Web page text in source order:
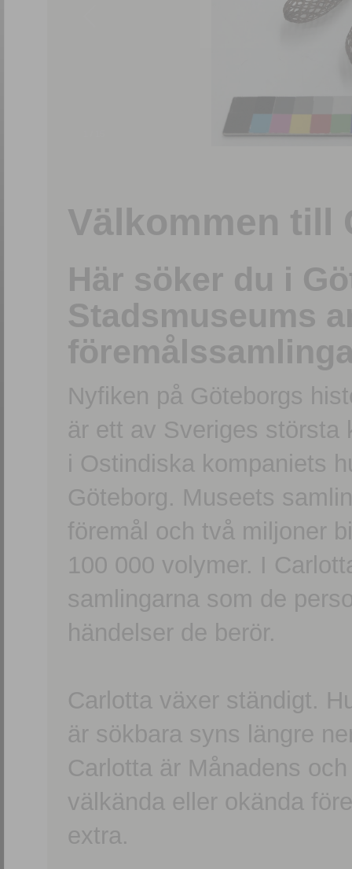
Välkommen till
Här söker du i
Stadsmuseums
Nyfiken på Göteborgs
är ett av Sveriges största
i Ostindiska kompaniets
Göteborg. Museets
föremål och två miljoner
100 000 volymer. I
samlingarna som de
händelser de berör.
Carlotta växer ständigt.
är sökbara syns längre
Carlotta är Månadens
välkända eller okända
extra.